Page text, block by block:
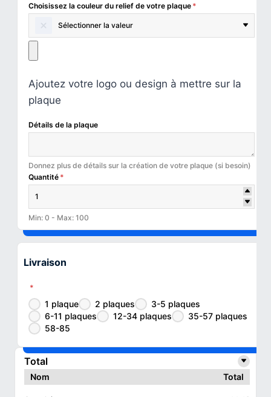
Choisissez la couleur du relief de votre plaque *
Sélectionner la valeur
Ajoutez votre logo ou design à mettre sur la
plaque
Détails de la plaque
Donnez plus de détails sur la création de votre plaque (si besoin)
Quantité *
Min: 0 - Max: 100
Livraison
*
1 plaque 2 plaques
3-5 plaques
6-11 plaques
12-34 plaques
35-57 plaques
58-85
Total
Nom Total